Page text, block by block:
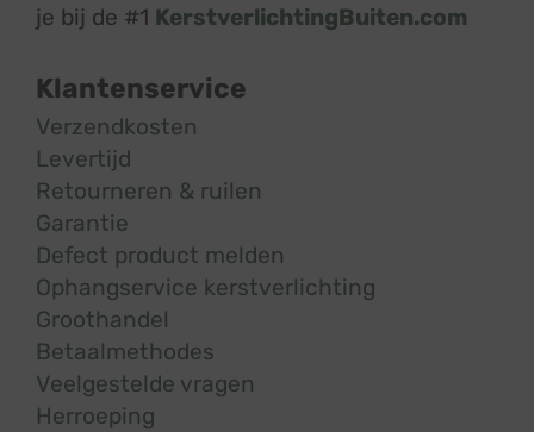
je bij de #1 KerstverlichtingBuiten.com
Klantenservice
Verzendkosten
Levertijd
Retourneren & ruilen
Garantie
Defect product melden
Ophangservice kerstverlichting
Groothandel
Betaalmethodes
Veelgestelde vragen
Herroeping